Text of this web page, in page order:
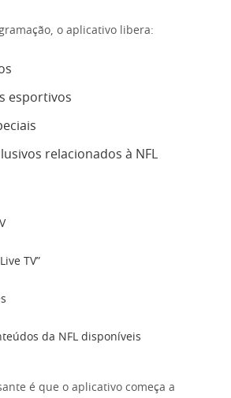
o aplicativo libera:
esportivos
relacionados à NFL
TV”
da NFL disponíveis
é que o aplicativo começa a